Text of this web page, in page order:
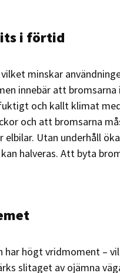
i förtid
minskar
innebär att
och kallt klimat
och att bromsarna
Utan underhåll
halveras. Att byta
har högt vridmoment –
slitaget av ojämna